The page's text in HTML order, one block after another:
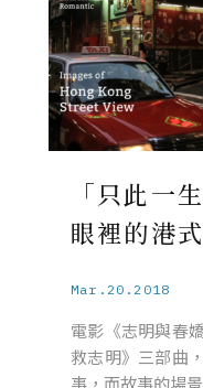
「只此一
眼裡的港
Mar.20.2018
電影《志明與春
救志明》三部曲
事，而故事的場